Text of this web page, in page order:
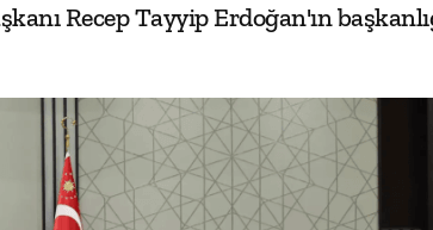
Recep Tayyip Erdoğan'ın